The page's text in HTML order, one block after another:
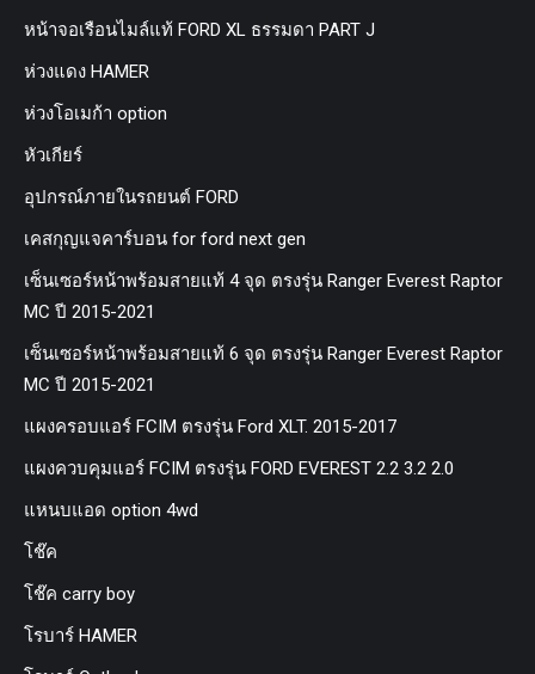
หน้าจอเรือนไมล์แท้ FORD XL ธรรมดา PART J
ห่วงแดง HAMER
ห่วงโอเมก้า option
หัวเกียร์
อุปกรณ์ภายในรถยนต์ FORD
เคสกุญแจคาร์บอน for ford next gen
เซ็นเซอร์หน้าพร้อมสายแท้ 4 จุด ตรงรุ่น Ranger Everest Raptor
MC ปี 2015-2021
เซ็นเซอร์หน้าพร้อมสายแท้ 6 จุด ตรงรุ่น Ranger Everest Raptor
MC ปี 2015-2021
แผงครอบแอร์ FCIM ตรงรุ่น Ford XLT. 2015-2017
แผงควบคุมแอร์ FCIM ตรงรุ่น FORD EVEREST 2.2 3.2 2.0
แหนบแอด option 4wd
โช๊ค
โช๊ค carry boy
โรบาร์ HAMER